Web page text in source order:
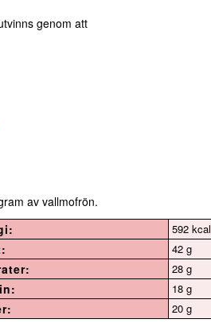
genom att
av vallmofrön.
592 kcal
42 g
28 g
18 g
20 g